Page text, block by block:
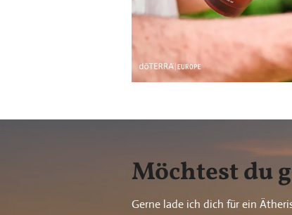
Möchtest du
Gerne lade ich dich für ein